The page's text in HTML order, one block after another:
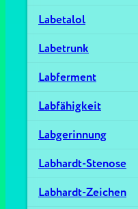
Labetalol
Labetrunk
Labferment
Labfähigkeit
Labgerinnung
Labhardt-Stenose
Labhardt-Zeichen